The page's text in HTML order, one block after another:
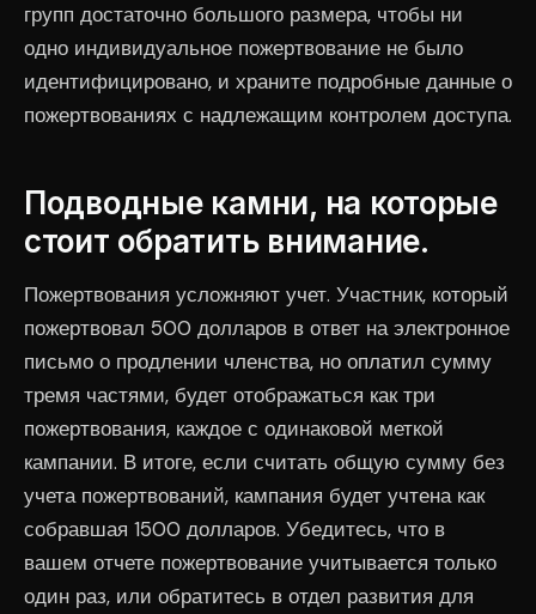
групп достаточно большого размера, чтобы ни
одно индивидуальное пожертвование не было
идентифицировано, и храните подробные данные о
пожертвованиях с надлежащим контролем доступа.
Подводные камни, на которые
стоит обратить внимание.
Пожертвования усложняют учет. Участник, который
пожертвовал 500 долларов в ответ на электронное
письмо о продлении членства, но оплатил сумму
тремя частями, будет отображаться как три
пожертвования, каждое с одинаковой меткой
кампании. В итоге, если считать общую сумму без
учета пожертвований, кампания будет учтена как
собравшая 1500 долларов. Убедитесь, что в
вашем отчете пожертвование учитывается только
один раз, или обратитесь в отдел развития для